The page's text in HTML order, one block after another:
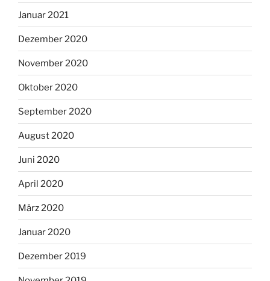
Januar 2021
Dezember 2020
November 2020
Oktober 2020
September 2020
August 2020
Juni 2020
April 2020
März 2020
Januar 2020
Dezember 2019